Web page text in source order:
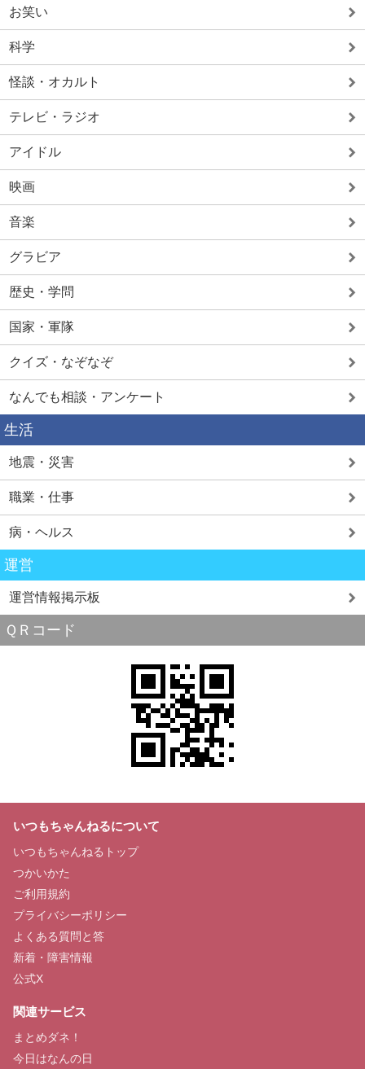
お笑い
科学
怪談・オカルト
テレビ・ラジオ
アイドル
映画
音楽
グラビア
歴史・学問
国家・軍隊
クイズ・なぞなぞ
なんでも相談・アンケート
生活
地震・災害
職業・仕事
病・ヘルス
運営
運営情報掲示板
ＱＲコード
いつもちゃんねるについて
いつもちゃんねるトップ
つかいかた
ご利用規約
プライバシーポリシー
よくある質問と答
新着・障害情報
公式X
関連サービス
まとめダネ！
今日はなんの日